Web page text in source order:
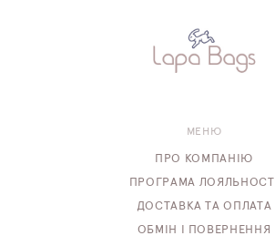
МЕНЮ
ПРО КОМПАНІЮ
ПРОГРАМА ЛОЯЛЬНОСТІ
ДОСТАВКА ТА ОПЛАТА
ОБМІН І ПОВЕРНЕННЯ